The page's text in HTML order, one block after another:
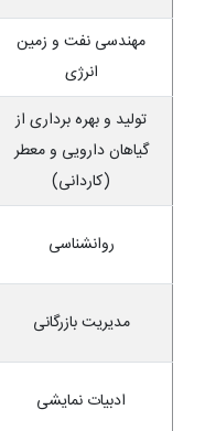
مهندسی نفت و زمین
انرژی
تولید و بهره برداری از
گیاهان دارویی و معطر
(کاردانی)
روانشناسی
مدیریت بازرگانی
ادبیات نمایشی